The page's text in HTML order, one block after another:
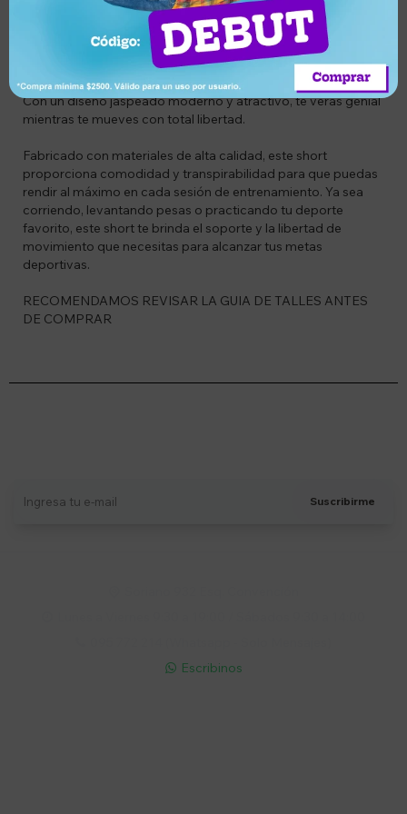
¡Alcanza tu máximo potencial con el Short Deportivo para
Este short combina estilo y funcionalidad para que puedas
destacar en tus entrenamientos y actividades deportivas.
Con un diseño jaspeado moderno y atractivo, te verás genial
mientras te mueves con total libertad.
Fabricado con materiales de alta calidad, este short
proporciona comodidad y transpirabilidad para que puedas
rendir al máximo en cada sesión de entrenamiento. Ya sea
corriendo, levantando pesas o practicando tu deporte
favorito, este short te brinda el soporte y la libertad de
movimiento que necesitas para alcanzar tus metas
deportivas.
RECOMENDAMOS REVISAR LA GUIA DE TALLES ANTES
DE COMPRAR
Suscribirme
 Escribinos